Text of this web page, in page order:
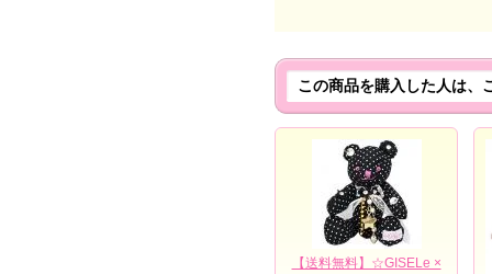
この商品を購入した人は、
【送料無料】☆GISELe ×